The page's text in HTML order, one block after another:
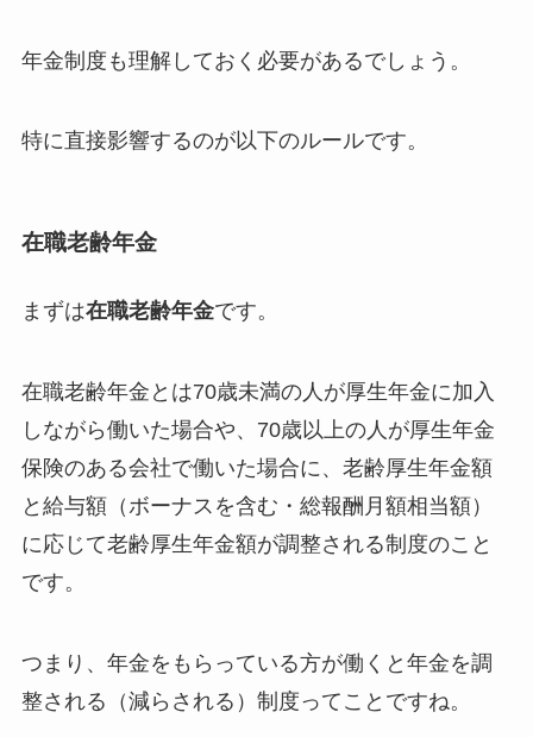
年金制度も理解しておく必要があるでしょう。
特に直接影響するのが以下のルールです。
在職老齢年金
まずは在職老齢年金です。
在職老齢年金とは70歳未満の人が厚生年金に加入
しながら働いた場合や、70歳以上の人が厚生年金
保険のある会社で働いた場合に、老齢厚生年金額
と給与額（ボーナスを含む・総報酬月額相当額）
に応じて老齢厚生年金額が調整される制度のこと
です。
つまり、 年金をもらっている方が働くと年金を調
整される（減らされる）制度ってことですね。